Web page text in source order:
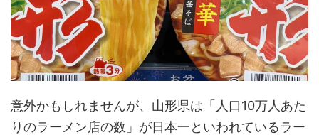
意外かもしれませんが、山形県は「人口10万人あた
りのラーメン店の数」が日本一といわれているラー